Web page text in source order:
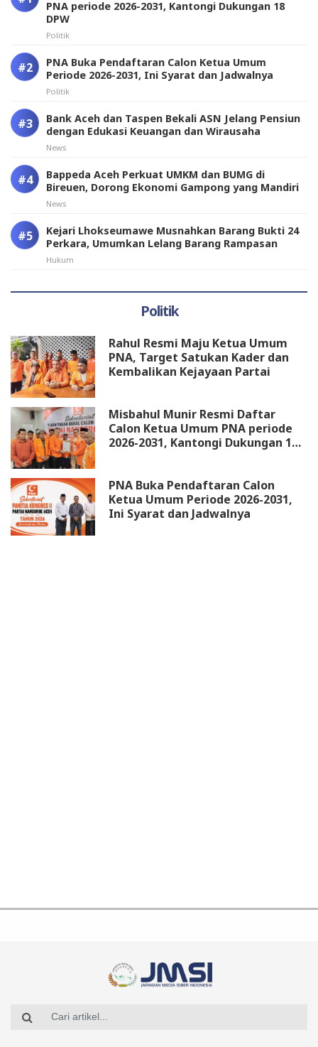
PNA periode 2026-2031, Kantongi Dukungan 18
DPW
Politik
PNA Buka Pendaftaran Calon Ketua Umum
Periode 2026-2031, Ini Syarat dan Jadwalnya
Politik
Bank Aceh dan Taspen Bekali ASN Jelang Pensiun
dengan Edukasi Keuangan dan Wirausaha
News
Bappeda Aceh Perkuat UMKM dan BUMG di
Bireuen, Dorong Ekonomi Gampong yang Mandiri
News
Kejari Lhokseumawe Musnahkan Barang Bukti 24
Perkara, Umumkan Lelang Barang Rampasan
Hukum
Politik
Rahul Resmi Maju Ketua Umum
PNA, Target Satukan Kader dan
Kembalikan Kejayaan Partai
Misbahul Munir Resmi Daftar
Calon Ketua Umum PNA periode
2026-2031, Kantongi Dukungan 18
PNA Buka Pendaftaran Calon
Ketua Umum Periode 2026-2031,
Ini Syarat dan Jadwalnya